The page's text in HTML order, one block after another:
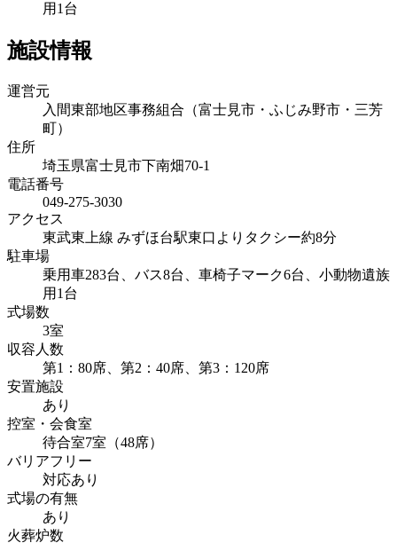
用1台
施設情報
運営元
入間東部地区事務組合（富士見市・ふじみ野市・三芳
町）
住所
埼玉県富士見市下南畑70-1
電話番号
049-275-3030
アクセス
東武東上線 みずほ台駅東口よりタクシー約8分
駐車場
乗用車283台、バス8台、車椅子マーク6台、小動物遺族
用1台
式場数
3室
収容人数
第1：80席、第2：40席、第3：120席
安置施設
あり
控室・会食室
待合室7室（48席）
バリアフリー
対応あり
式場の有無
あり
火葬炉数